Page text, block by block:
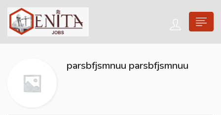
parsbfjsmnuu parsbfjsmnuu